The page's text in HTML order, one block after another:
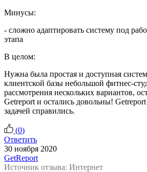
Минусы:
- сложно адаптировать систему под
этапа
В целом:
Нужна была простая и доступная
клиентской базы небольшой фитнес-
рассмотрения нескольких вариантов,
Getreport и остались довольны!
задачей справились.
(0)
Ответить
30 ноября 2020
GetReport
Источник отзыва: Интернет